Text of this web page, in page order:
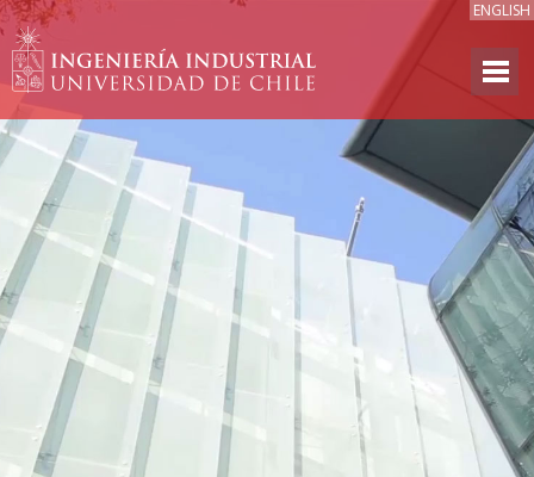
ENGLISH